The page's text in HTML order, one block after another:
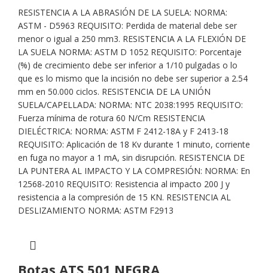
RESISTENCIA A LA ABRASIÓN DE LA SUELA: NORMA:
ASTM - D5963 REQUISITO: Perdida de material debe ser
menor o igual a 250 mm3. RESISTENCIA A LA FLEXIÓN DE
LA SUELA NORMA: ASTM D 1052 REQUISITO: Porcentaje
(%) de crecimiento debe ser inferior a 1/10 pulgadas o lo
que es lo mismo que la incisión no debe ser superior a 2.54
mm en 50.000 ciclos. RESISTENCIA DE LA UNIÓN
SUELA/CAPELLADA: NORMA: NTC 2038:1995 REQUISITO:
Fuerza mínima de rotura 60 N/Cm RESISTENCIA
DIELÉCTRICA: NORMA: ASTM F 2412-18A y F 2413-18
REQUISITO: Aplicación de 18 Kv durante 1 minuto, corriente
en fuga no mayor a 1 mA, sin disrupción. RESISTENCIA DE
LA PUNTERA AL IMPACTO Y LA COMPRESIÓN: NORMA: En
12568-2010 REQUISITO: Resistencia al impacto 200 J y
resistencia a la compresión de 15 KN. RESISTENCIA AL
DESLIZAMIENTO NORMA: ASTM F2913